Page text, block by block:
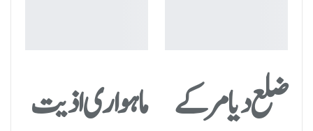
ضلع دیامر کے ماہواری اذیت